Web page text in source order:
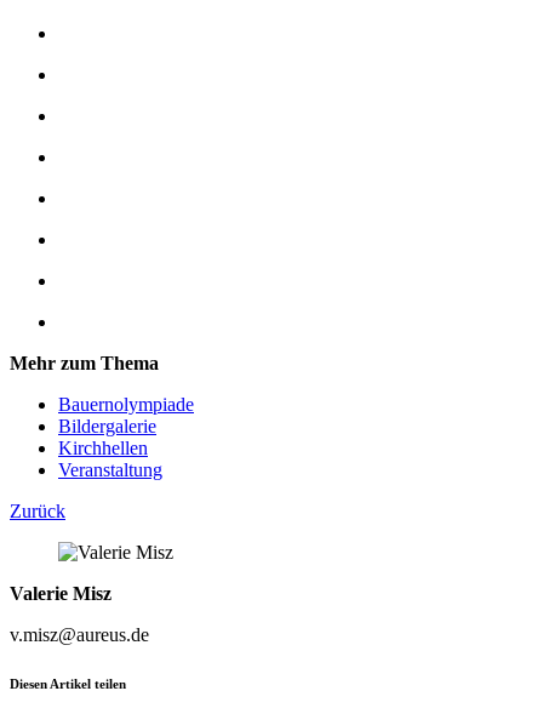
Mehr zum Thema
Bauernolympiade
Bildergalerie
Kirchhellen
Veranstaltung
Zurück
Valerie Misz
v.misz@aureus.de
Diesen Artikel teilen